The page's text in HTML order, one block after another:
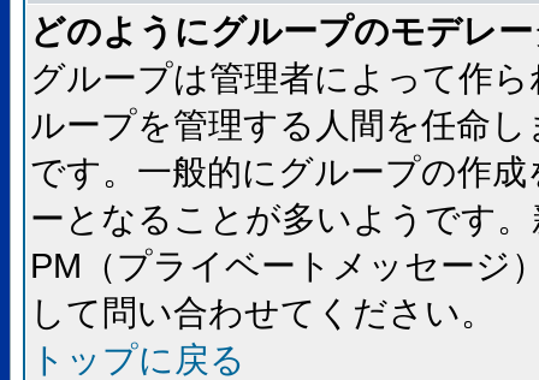
どのようにグループのモデレ
グループは管理者によって作
ループを管理する人間を任命
です。一般的にグループの作
ーとなることが多いようです
PM（プライベートメッセージ
して問い合わせてください。
トップに戻る